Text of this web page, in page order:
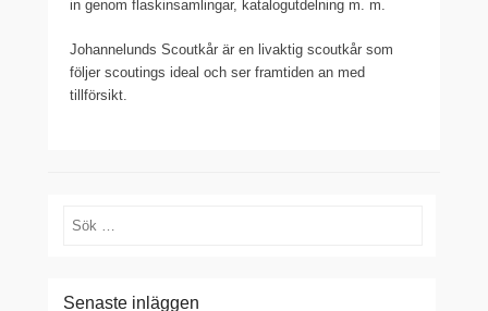
in genom flaskinsamlingar, katalogutdelning m. m.
Johannelunds Scoutkår är en livaktig scoutkår som
följer scoutings ideal och ser framtiden an med
tillförsikt.
Sök
Senaste inläggen